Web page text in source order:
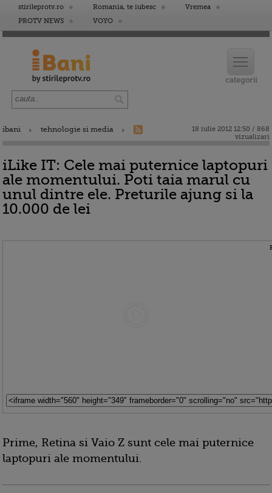
stirileprotv.ro Romania, te iubesc
Vremea
PROTV NEWS
VOYO
ibani tehnologie si media
18 iulie 2012 12:50 / 868
vizualizari
iLike IT: Cele mai puternice laptopuri
ale momentului. Poti taia marul cu
unul dintre ele. Preturile ajung si la
10.000 de lei
Prime, Retina si Vaio Z sunt cele mai puternice
laptopuri ale momentului.